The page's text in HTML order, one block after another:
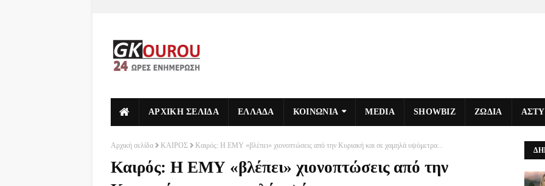
ΑΡΧΙΚΗ ΣΕΛΙΔΑ ΕΛΛΑΔΑ ΚΟΙΝΩΝΙΑ MEDIA SHOWBIZ ΖΩΔΙΑ
Αρχική σελίδα ΚΑΙΡΟΣ Καιρός: Η ΕΜΥ «βλέπει» χιονοπτώσεις από την Κυριακή και σε χαμηλά υψόμετρα...
Καιρός: Η ΕΜΥ «βλέπει» χιονοπτώσεις από την